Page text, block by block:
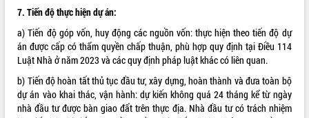
Thứ trưởng Bộ Nông nghiệp và Môi
trường Nguyễn Hoàng Hiệp khảo sát
vùng trồng và doanh nghiệp đóng gói
sầu riêng tại Đắk Lắk
Trình diễn nghệ thuật chế biến các
món ăn từ sầu riêng
Đắk Lắk công bố Quy hoạch và xúc
7. Tiến độ thực hiện dự án:
a) Tiến độ góp vốn, huy động các nguồn vốn: thực hiện theo tiến độ dự
án được cấp có thẩm quyền chấp thuận, phù hợp quy định tại Điều 114
Luật Nhà ở năm 2023 và các quy định pháp luật khác có liên quan.
b) Tiến độ hoàn tất thủ tục đầu tư, xây dựng, hoàn thành và đưa toàn bộ
dự án vào khai thác, vận hành: dự kiến không quá 24 tháng kể từ ngày
nhà đầu tư được bàn giao đất trên thực địa. Nhà đầu tư có trách nhiệm